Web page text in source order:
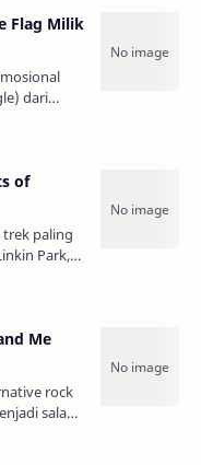
Flag Milik
dari
Life for
cint…
of
paling
Park,
hu…
Me
rock
salah
(200…